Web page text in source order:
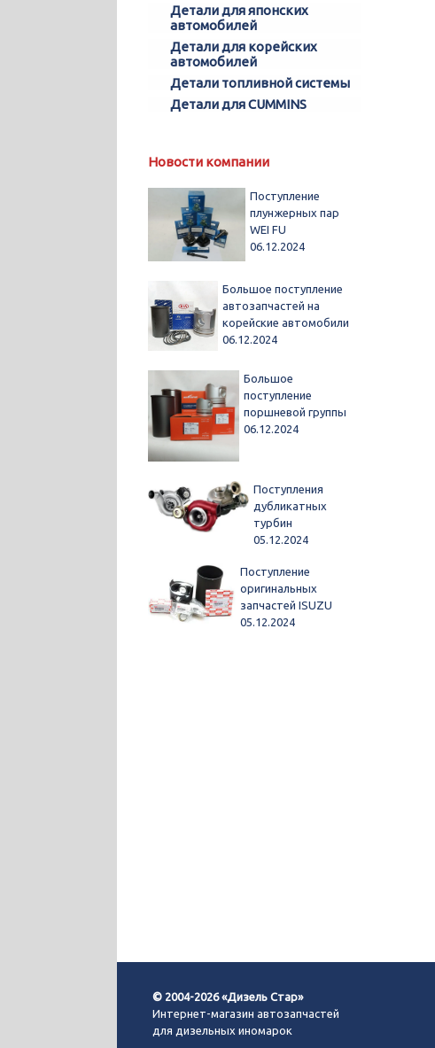
Детали для японских
автомобилей
Детали для корейских
автомобилей
Детали топливной системы
Детали для CUMMINS
Новости компании
Поступление
плунжерных пар
WEI FU
06.12.2024
Большое поступление
автозапчастей на
корейские автомобили
06.12.2024
Большое
поступление
поршневой группы
06.12.2024
Поступления
дубликатных
турбин
05.12.2024
Поступление
оригинальных
запчастей ISUZU
05.12.2024
© 2004-2026 «Дизель Стар»
Интернет-магазин автозапчастей
для дизельных иномарок